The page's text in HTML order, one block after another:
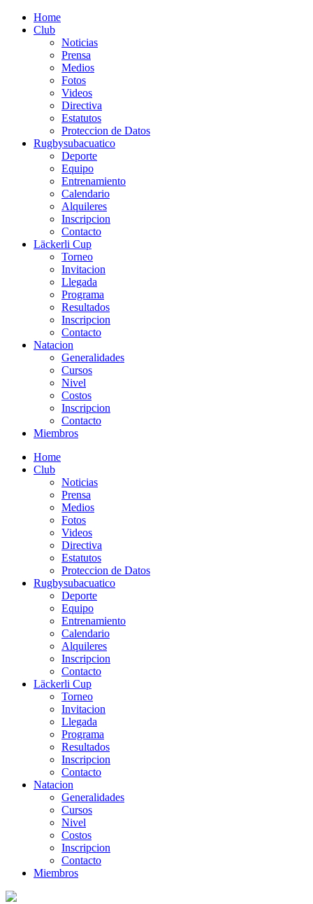
Home
Club
Noticias
Prensa
Medios
Fotos
Videos
Directiva
Estatutos
Proteccion de Datos
Rugbysubacuatico
Deporte
Equipo
Entrenamiento
Calendario
Alquileres
Inscripcion
Contacto
Läckerli Cup
Torneo
Invitacion
Llegada
Programa
Resultados
Inscripcion
Contacto
Natacion
Generalidades
Cursos
Nivel
Costos
Inscripcion
Contacto
Miembros
Home
Club
Noticias
Prensa
Medios
Fotos
Videos
Directiva
Estatutos
Proteccion de Datos
Rugbysubacuatico
Deporte
Equipo
Entrenamiento
Calendario
Alquileres
Inscripcion
Contacto
Läckerli Cup
Torneo
Invitacion
Llegada
Programa
Resultados
Inscripcion
Contacto
Natacion
Generalidades
Cursos
Nivel
Costos
Inscripcion
Contacto
Miembros